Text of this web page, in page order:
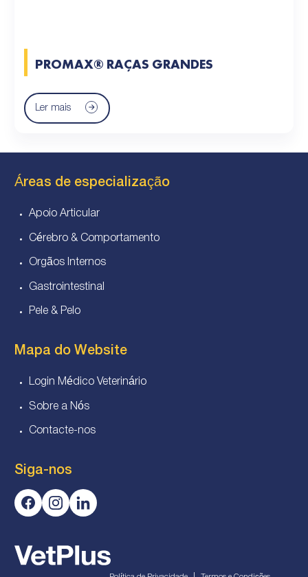
PROMAX® RAÇAS GRANDES
Ler mais
Áreas de especialização
Apoio Articular
Cérebro & Comportamento
Orgãos Internos
Gastrointestinal
Pele & Pelo
Mapa do Website
Login Médico Veterinário
Sobre a Nós
Contacte-nos
Siga-nos